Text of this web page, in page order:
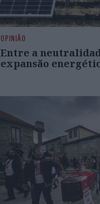
OPINIÃO
Entre a
expansão